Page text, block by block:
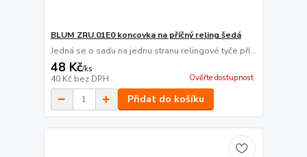
BLUM ZRU.01E0 koncovka na příčný reling šedá
Jedná se o sadu na jednu stranu relingové tyče pří...
48 Kč/ks
40 Kč bez DPH Ověřte dostupnost
Přidat do košíku